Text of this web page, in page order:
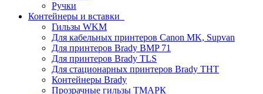
Ручки
Контейнеры и вставки
Гильзы WKM
Для кабельных принтеров Canon MK, Supvan
Для принтеров Brady BMP 71
Для принтеров Brady TLS
Для стационарных принтеров Brady THT
Контейнеры Brady
Прозрачные гильзы ТМАРК